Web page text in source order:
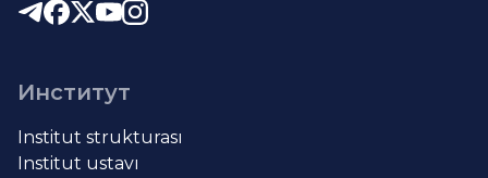
Институт
Institut strukturası
Institut ustavı